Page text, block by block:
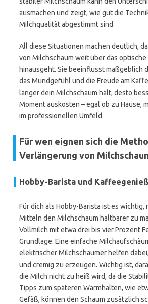
ausmachen und zeigt, wie gut die
Milchqualität abgestimmt sind.
All diese Situationen machen deutlich,
von Milchschaum weit über das optische
hinausgeht. Sie beeinflusst maßgeblich
das Mundgefühl und die Freude am
länger dein Milchschaum hält, desto
Moment auskosten – egal ob zu Hause,
im professionellen Umfeld.
Für wen eignen sich die
Verlängerung von
Hobby-Barista und
Für dich als Hobby-Barista ist es wichtig,
Mitteln den Milchschaum haltbarer zu
Vollmilch mit etwa drei bis vier Prozent
Grundlage. Eine einfache
elektrischer Milchschäumer helfen
und cremig zu erzeugen. Wichtig ist,
die Milch nicht zu heiß wird, da die
Tipps zum späteren Warmhalten, wie
Gefäß, können den Schaum zusätzlich